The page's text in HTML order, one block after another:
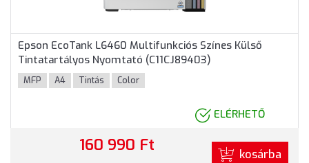
Epson EcoTank L6460 Multifunkciós Színes Külső
Tintatartályos Nyomtató (C11CJ89403)
MFP A4 Tintás Color
ELÉRHETŐ
160 990 Ft kosárba